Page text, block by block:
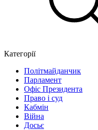
Категорії
Політмайданчик
Парламент
Офіс Президента
Право і суд
Кабмін
Війна
Досьє